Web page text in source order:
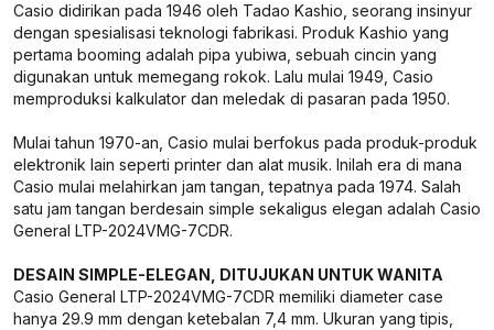
Casio didirikan pada 1946 oleh Tadao Kashio, seorang insinyur
dengan spesialisasi teknologi fabrikasi. Produk Kashio yang
pertama booming adalah pipa yubiwa, sebuah cincin yang
digunakan untuk memegang rokok. Lalu mulai 1949, Casio
memproduksi kalkulator dan meledak di pasaran pada 1950.
Mulai tahun 1970-an, Casio mulai berfokus pada produk-produk
elektronik lain seperti printer dan alat musik. Inilah era di mana
Casio mulai melahirkan jam tangan, tepatnya pada 1974. Salah
satu jam tangan berdesain simple sekaligus elegan adalah Casio
General LTP-2024VMG-7CDR.
DESAIN SIMPLE-ELEGAN, DITUJUKAN UNTUK WANITA
Casio General LTP-2024VMG-7CDR memiliki diameter case
hanya 29.9 mm dengan ketebalan 7,4 mm. Ukuran yang tipis,